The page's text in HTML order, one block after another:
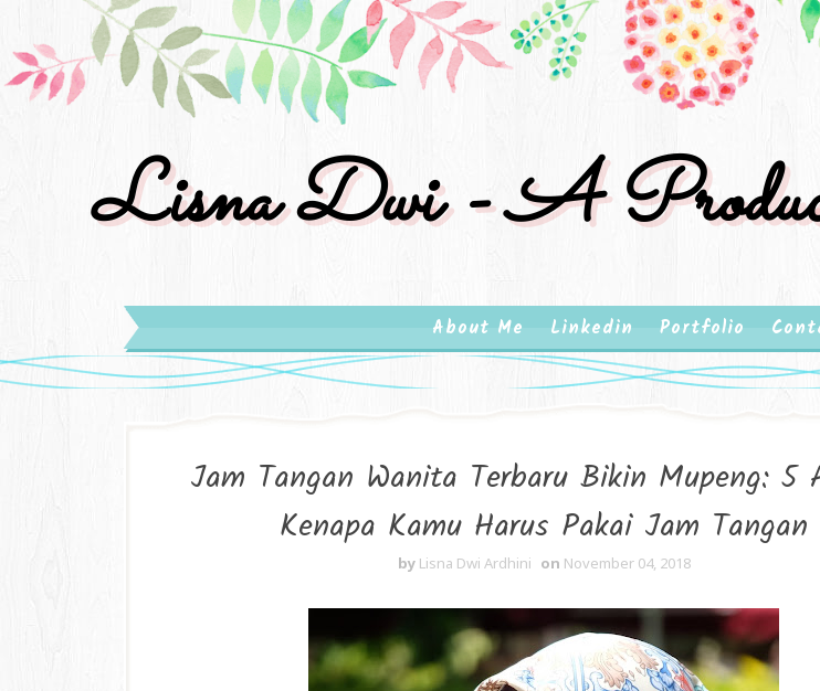
Lisna Dwi - A
About Me Linkedin Portfolio
Jam Tangan Wanita Terbaru Bikin Mupeng: 5
Kenapa Kamu Harus Pakai Jam Tangan
by Lisna Dwi Ardhini on November 04, 2018